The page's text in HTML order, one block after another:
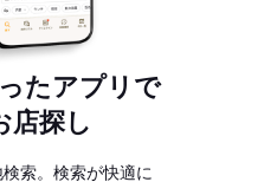
たアプリで
店探し
索。検索が快適に